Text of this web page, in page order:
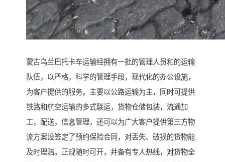
蒙古乌兰巴托卡车运输经拥有一批的管理人员和的运输
队伍，以严格，科学的管理手段，现代化的办公设施，
为客户提供的服务。主要以公路运输为主，同时可提供
铁路和航空运输的多式联运，货物仓储包装，流通加
工，配送，信息管理，还可以为广大客户提供第三方物
流方案设签定了预约保险合同，对丢失、破损的货物能
及时理赔。正规随时可开，并备有专人热线，对货物全